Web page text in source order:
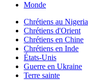
Monde
Chrétiens au Nigeria
Chrétiens d'Orient
Chrétiens en Chine
Chrétiens en Inde
États-Unis
Guerre en Ukraine
Terre sainte